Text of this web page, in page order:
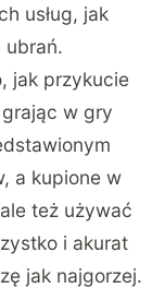
usług, jak
jak przykucie
w gry
a kupione w
też używać
i akurat
jak najgorzej.